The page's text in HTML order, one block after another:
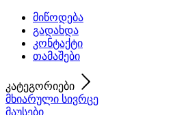
მიწოდება
გადახდა
კონტაქტი
თამაშები
კატეგორიები
მხიარული სივრცე
მაუსები